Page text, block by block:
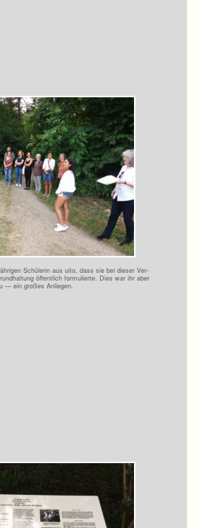
Schü­le­rin aus uito, dass sie bei die­ser Ver­
öffent­lich for­mu­lierte. Dies war ihr aber
— ein gro­ßes Anliegen.